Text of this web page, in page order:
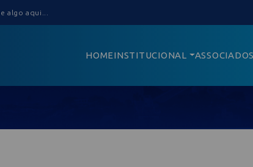
HOMEINSTITUCIONAL ASSOCIADOS